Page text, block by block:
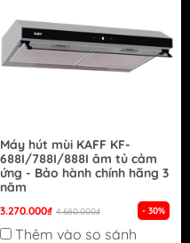
Máy hút mùi KAFF KF-
688I/788I/888I âm tủ cảm
ứng - Bảo hành chính hãng 3
năm
3.270.000₫ 4.680.000₫ - 30%
Thêm vào so sánh